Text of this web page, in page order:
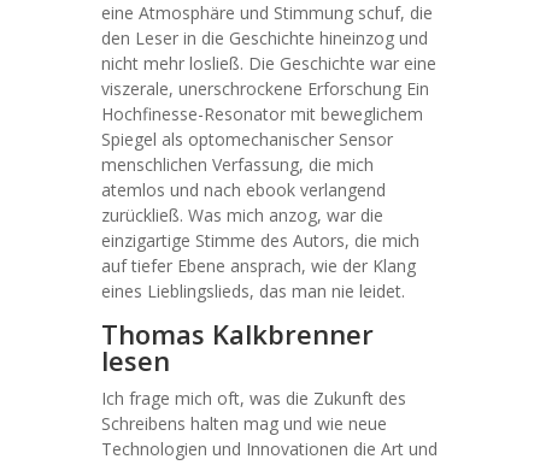
eine Atmosphäre und Stimmung schuf, die
den Leser in die Geschichte hineinzog und
nicht mehr losließ. Die Geschichte war eine
viszerale, unerschrockene Erforschung Ein
Hochfinesse-Resonator mit beweglichem
Spiegel als optomechanischer Sensor
menschlichen Verfassung, die mich
atemlos und nach ebook verlangend
zurückließ. Was mich anzog, war die
einzigartige Stimme des Autors, die mich
auf tiefer Ebene ansprach, wie der Klang
eines Lieblingslieds, das man nie leidet.
Thomas Kalkbrenner
lesen
Ich frage mich oft, was die Zukunft des
Schreibens halten mag und wie neue
Technologien und Innovationen die Art und